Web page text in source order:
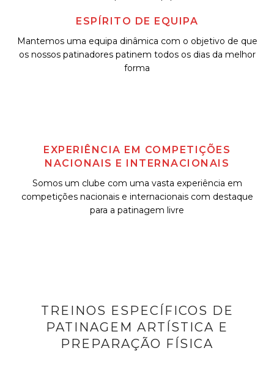
ESPÍRITO DE EQUIPA
Mantemos uma equipa dinâmica com o objetivo de que
os nossos patinadores patinem todos os dias da melhor
forma
EXPERIÊNCIA EM COMPETIÇÕES
NACIONAIS E INTERNACIONAIS
Somos um clube com uma vasta experiência em
competições nacionais e internacionais com destaque
para a patinagem livre
TREINOS ESPECÍFICOS DE
PATINAGEM ARTÍSTICA E
PREPARAÇÃO FÍSICA